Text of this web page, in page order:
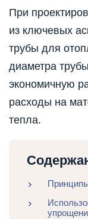
При
из ключевых
трубы для
диаметра
экономичную
расходы на
тепла.